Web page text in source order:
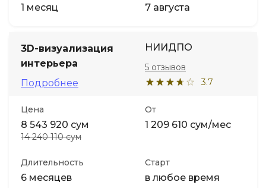
1 месяц 7 августа
3D-визуализация
интерьера
Подробнее
НИИДПО
3.7
5 отзывов
Цена
8 543 920 сум
14 240 110 сум
От
1 209 610 сум/мес
Длительность
6 месяцев
Старт
в любое время